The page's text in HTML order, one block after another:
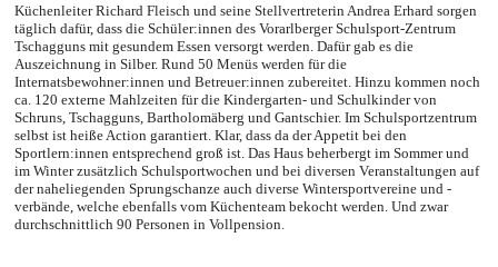
Küchenleiter Richard Fleisch und seine Stellvertreterin Andrea Erhard sorgen
täglich dafür, dass die Schüler:innen des Vorarlberger Schulsport-Zentrum
Tschagguns mit gesundem Essen versorgt werden. Dafür gab es die
Auszeichnung in Silber. Rund 50 Menüs werden für die
Internatsbewohner:innen und Betreuer:innen zubereitet. Hinzu kommen noch
ca. 120 externe Mahlzeiten für die Kindergarten- und Schulkinder von
Schruns, Tschagguns, Bartholomäberg und Gantschier. Im Schulsportzentrum
selbst ist heiße Action garantiert. Klar, dass da der Appetit bei den
Sportlern:innen entsprechend groß ist. Das Haus beherbergt im Sommer und
im Winter zusätzlich Schulsportwochen und bei diversen Veranstaltungen auf
der naheliegenden Sprungschanze auch diverse Wintersportvereine und -
verbände, welche ebenfalls vom Küchenteam bekocht werden. Und zwar
durchschnittlich 90 Personen in Vollpension.